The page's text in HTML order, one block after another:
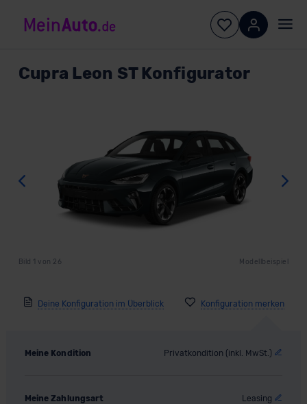
Cupra Leon ST Konfigurator
Zurück
Bild 1 von 26 Modellbeispiel
Deine Konfiguration im Überblick
Meine Kondition Privatkondition (inkl. MwSt.)
Meine Zahlungsart Leasing